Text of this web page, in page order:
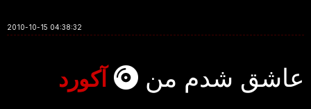
2010-10-15 04:38:32
عاشق شدم من آکورد